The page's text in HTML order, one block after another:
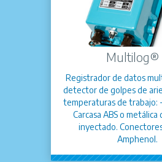
Multilog®
Registrador de datos
detector de golpes de
temperaturas de trabajo:
Carcasa ABS o metálica
inyectado.
Amphenol.